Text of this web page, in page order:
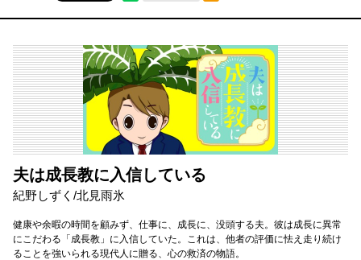
夫は成長教に入信している
紀野しずく /北見雨氷
健康や余暇の時間を顧みず、仕事に、成長に、没頭する夫。彼は成長に異常
にこだわる「成長教」に入信していた。これは、他者の評価に怯え走り続け
ることを強いられる現代人に贈る、心の救済の物語。